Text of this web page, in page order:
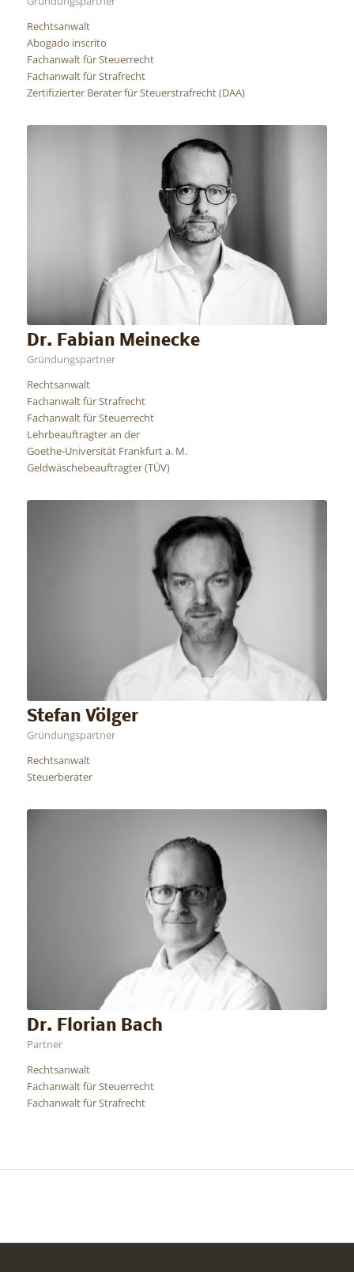
Rechtsanwalt
Abogado inscrito
Fachanwalt für Steuerrecht
Fachanwalt für Strafrecht
Zertifizierter Berater für Steuerstrafrecht (DAA)
Dr. Fabian Meinecke
Gründungspartner
Rechtsanwalt
Fachanwalt für Strafrecht
Fachanwalt für Steuerrecht
Lehrbeauftragter an der
Goethe-Universität Frankfurt a. M.
Geldwäschebeauftragter (TÜV)
Stefan Völger
Gründungspartner
Rechtsanwalt
Steuerberater
Dr. Florian Bach
Partner
Rechtsanwalt
Fachanwalt für Steuerrecht
Fachanwalt für Strafrecht